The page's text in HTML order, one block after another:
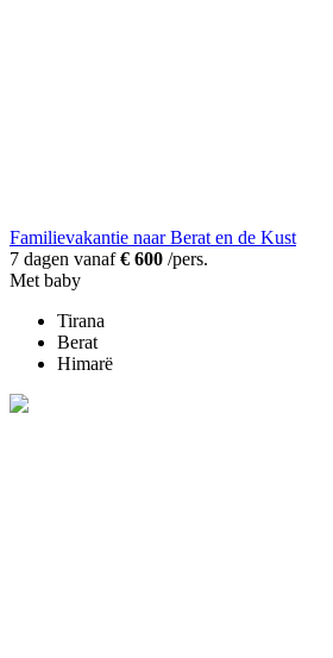
Familievakantie naar Berat en de Kust
7 dagen vanaf€ 600 /pers.
Met baby
Tirana
Berat
Himarë